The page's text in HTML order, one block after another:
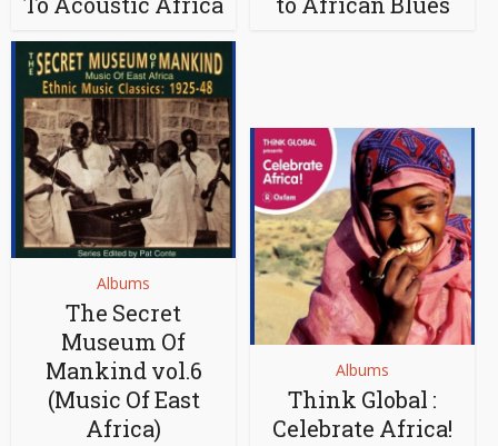
Albums
The Secret
Museum Of
Mankind vol.6
(Music Of East
Africa)
Albums
Think Global :
Celebrate Africa!